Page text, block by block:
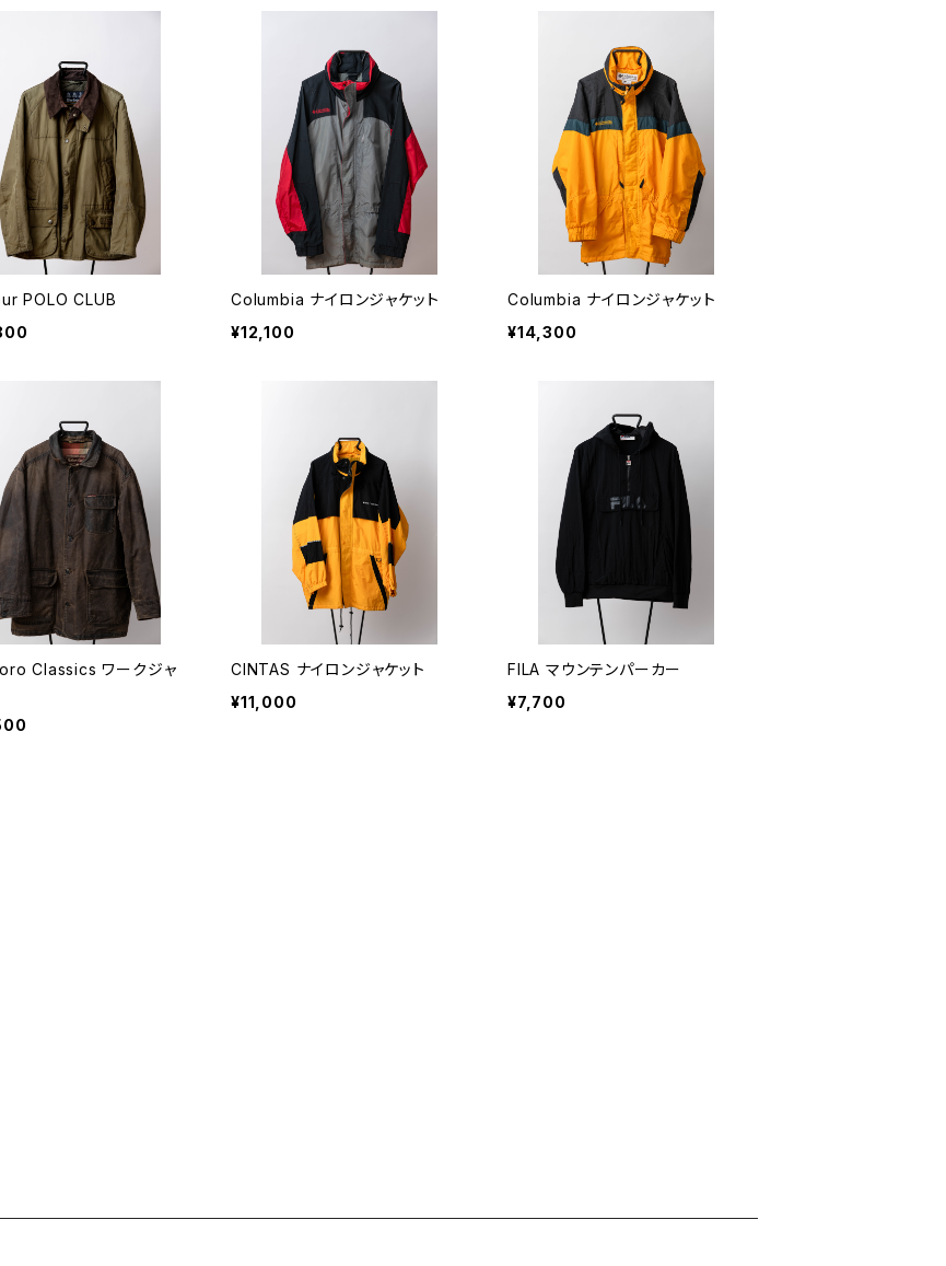
POLO CLUB
Columbia ナイロンジャケット
¥12,100
Columbia ナイロンジャケット
¥14,300
Classics ワークジャ
CINTAS ナイロンジャケット
¥11,000
FILA マウンテンパーカー
¥7,700